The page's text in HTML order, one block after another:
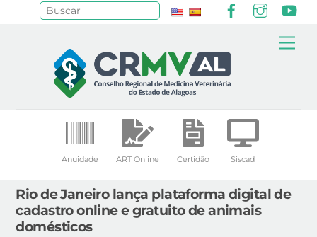
Anuidade ART Online Certidão Siscad
Rio de Janeiro lança plataforma digital de
cadastro online e gratuito de animais
domésticos